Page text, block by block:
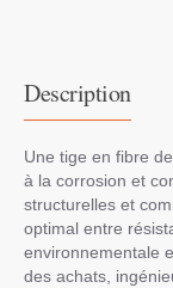
Description
Une tige en fibre
à la corrosion et
structurelles et
optimal entre
environnementale
des achats,